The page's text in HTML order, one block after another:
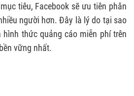
tiêu, Facebook sẽ ưu tiên phân
người hơn. Đây là lý do tại sao
thức quảng cáo miễn phí trên
vững nhất.